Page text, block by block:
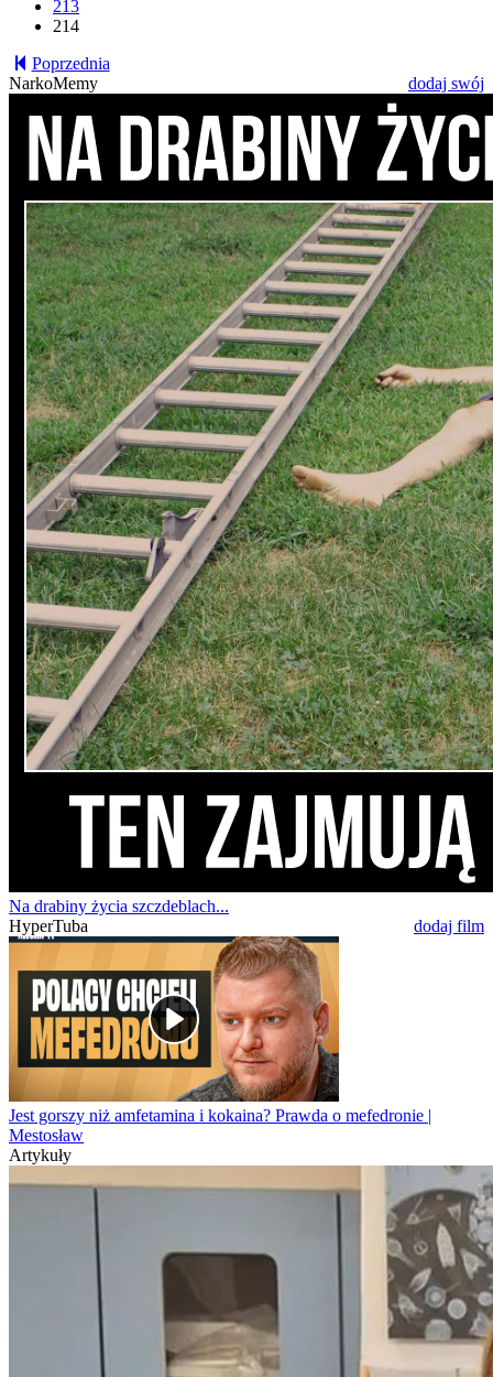
213
214
Poprzednia
NarkoMemy
dodaj swój
Na drabiny życia szczdeblach...
HyperTuba
dodaj film
Jest gorszy niż amfetamina i kokaina? Prawda o mefedronie |
Mestosław
Artykuły